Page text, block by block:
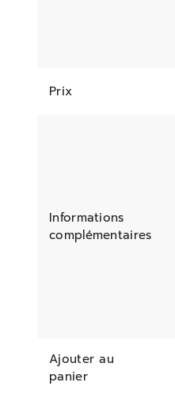
Prix
Informations
complémentaires
Ajouter au
panier